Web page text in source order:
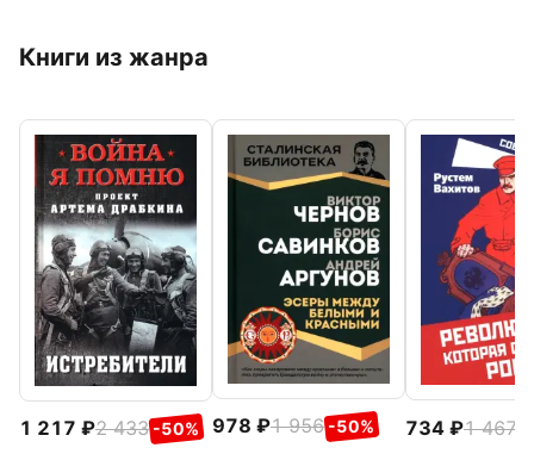
Книги из жанра
1 217 2 433 -50% 978 1 956 -50% 734 1 467